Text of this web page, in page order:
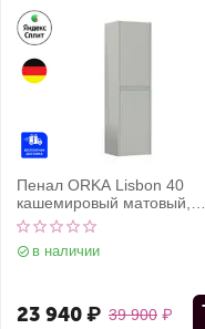
Пенал ORKA Lisbon 40
кашемировый матовый,
универсальный
в наличии
39 900 ₽
23 940₽